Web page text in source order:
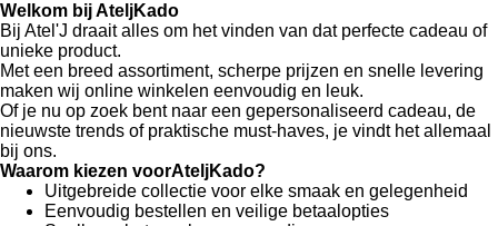
Welkom bij AteljKado
Bij Atel'J draait alles om het vinden van dat perfecte cadeau of
unieke product.
Met een breed assortiment, scherpe prijzen en snelle levering
maken wij online winkelen eenvoudig en leuk.
Of je nu op zoek bent naar een gepersonaliseerd cadeau, de
nieuwste trends of praktische must-haves, je vindt het allemaal
bij ons.
Waarom kiezen voorAteljKado?
Uitgebreide collectie voor elke smaak en gelegenheid
Eenvoudig bestellen en veilige betaalopties